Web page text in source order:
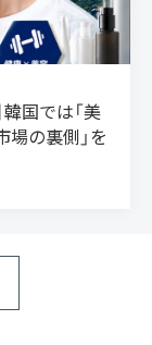
韓国では「美
の裏側」を